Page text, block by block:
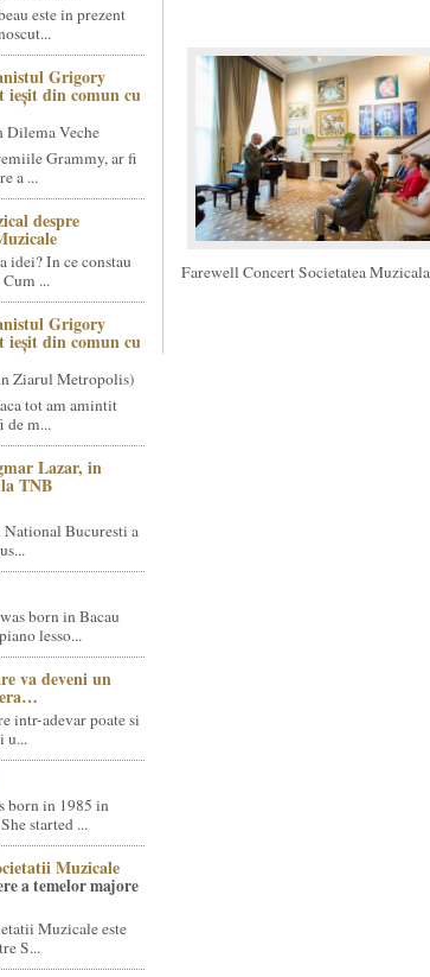
este in prezent
Grigory
ieșit din comun cu
Dilema Veche
Grammy, ar fi
a ...
despre
idei? In ce constau
...
Grigory
ieșit din comun cu
Ziarul Metropolis)
tot am amintit
de m...
Lazar, in
TNB
Bucuresti a
born in Bacau
lesso...
va deveni un
intr-adevar poate si
u...
born in 1985 in
started ...
Muzicale
a temelor majore
Muzicale este
S...
Farewell Concert Societatea